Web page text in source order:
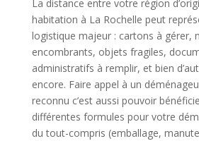
La distance entre votre région
habitation à La Rochelle peut
logistique majeur : cartons à gérer,
encombrants, objets fragiles,
administratifs à remplir, et bien
encore. Faire appel à un
reconnu c’est aussi pouvoir
différentes formules pour votre
du tout-compris (emballage,